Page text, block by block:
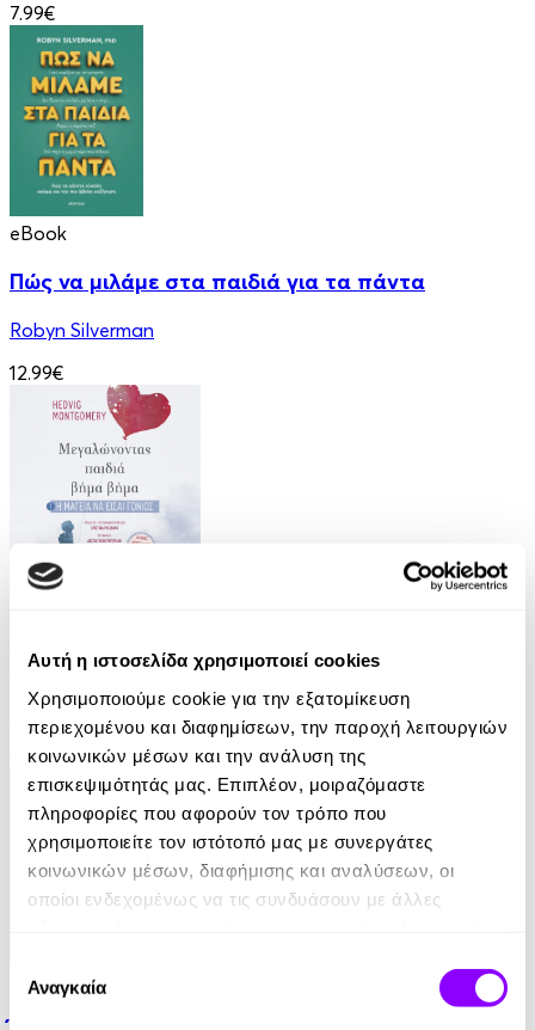
Αυτή η ιστοσελίδα χρησιμοποιεί cookies
Χρησιμοποιούμε cookie για την εξατομίκευση
περιεχομένου και διαφημίσεων, την παροχή λειτουργιών
κοινωνικών μέσων και την ανάλυση της
επισκεψιμότητάς μας. Επιπλέον, μοιραζόμαστε
πληροφορίες που αφορούν τον τρόπο που
χρησιμοποιείτε τον ιστότοπό μας με συνεργάτες
κοινωνικών μέσων, διαφήμισης και αναλύσεων, οι
οποίοι ενδεχομένως να τις συνδυάσουν με άλλες
των υπηρεσιών τους.
συγκατάθεσης
Αναγκαία
7.99€
eBook
Πώς να μιλάμε στα παιδιά για τα πάντα
Robyn Silverman
12.99€
Audiobook
Είσαι Γονιός
Hedvig Montgomery
12.99€ 6.49€ (-50%)
eBook